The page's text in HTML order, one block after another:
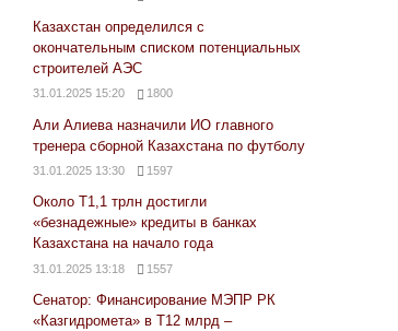
Казахстан определился с
окончательным списком потенциальных
строителей АЭС
31.01.2025 15:20 1800
Али Алиева назначили ИО главного
тренера сборной Казахстана по футболу
31.01.2025 13:30 1597
Около Т1,1 трлн достигли
«безнадежные» кредиты в банках
Казахстана на начало года
31.01.2025 13:18 1557
Сенатор: Финансирование МЭПР РК
«Казгидромета» в Т12 млрд –